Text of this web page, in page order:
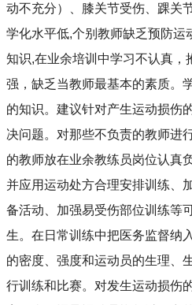
动不充分）、膝关节受伤、踝关
学化水平低,个别教师缺乏预防运
知识,在业余培训中学习不认真，
强，缺乏当教师最基本的素质。
的知识。建议针对产生运动损伤
决问题。对那些不负责的教师进
的教师放在业余教练员岗位认真
并应用运动处方合理安排训练、
备活动、加强易受伤部位训练等
生。在日常训练中把医务监督纳
的密度、强度和运动员的生理、
行训练和比赛。对发生运动损伤